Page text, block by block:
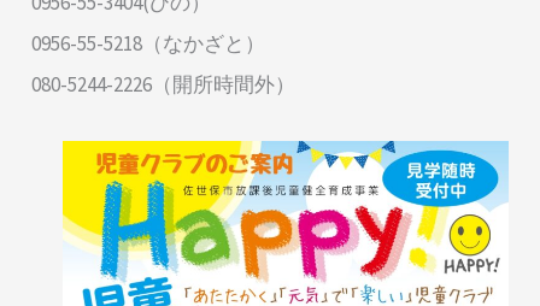
0956-55-5218（なかざと）
080-5244-2226（開所時間外）